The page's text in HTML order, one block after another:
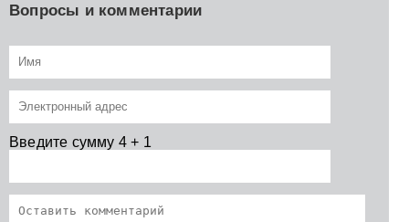
Вопросы и комментарии
Введите сумму 4 + 1